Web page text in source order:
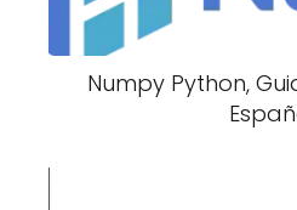
Numpy Python,